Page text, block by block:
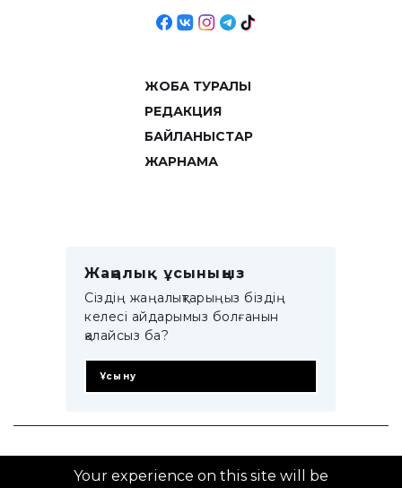
ЖОБА ТУРАЛЫ
РЕДАКЦИЯ
БАЙЛАНЫСТАР
ЖАРНАМА
Жаңалық ұсыныңыз
Сіздің жаңалықтарыңыз біздің
келесі айдарымыз болғанын
қалайсыз ба?
Ұсыну
© 2014–2025 ZTB.KZ
Your experience on this site will be